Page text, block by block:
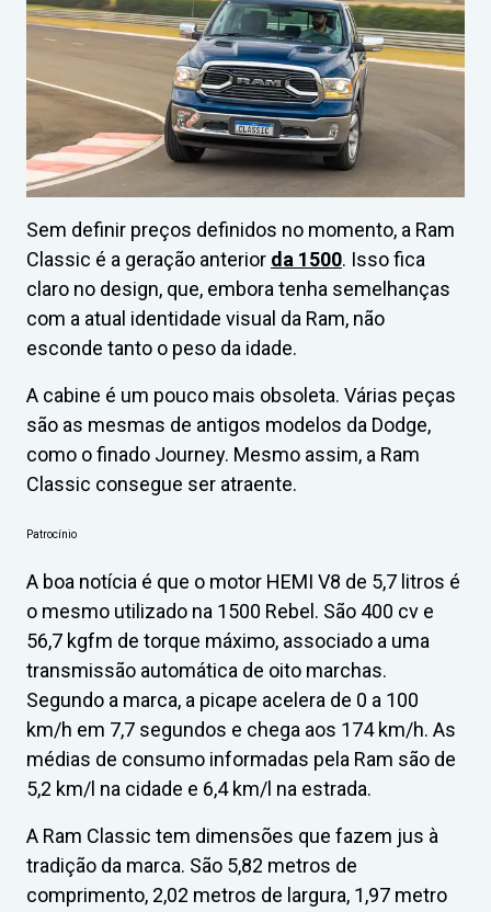
Sem definir preços definidos no momento, a Ram
Classic é a geração anterior da 1500. Isso fica
claro no design, que, embora tenha semelhanças
com a atual identidade visual da Ram, não
esconde tanto o peso da idade.
A cabine é um pouco mais obsoleta. Várias peças
são as mesmas de antigos modelos da Dodge,
como o finado Journey. Mesmo assim, a Ram
Classic consegue ser atraente.
Patrocínio
A boa notícia é que o motor HEMI V8 de 5,7 litros é
o mesmo utilizado na 1500 Rebel. São 400 cv e
56,7 kgfm de torque máximo, associado a uma
transmissão automática de oito marchas.
Segundo a marca, a picape acelera de 0 a 100
km/h em 7,7 segundos e chega aos 174 km/h. As
médias de consumo informadas pela Ram são de
5,2 km/l na cidade e 6,4 km/l na estrada.
A Ram Classic tem dimensões que fazem jus à
tradição da marca. São 5,82 metros de
comprimento, 2,02 metros de largura, 1,97 metro